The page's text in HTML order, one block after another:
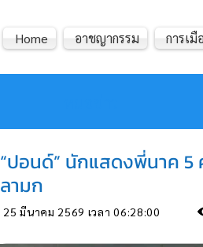
Home อาชญากรรม การเมื
“ปอนด์” นักแสดงพี่นาค 5
ลามก
25 มีนาคม 2569 เวลา 06:28:00